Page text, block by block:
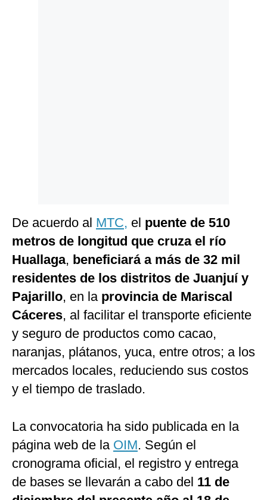
De acuerdo al MTC, el puente de 510
metros de longitud que cruza el río
Huallaga, beneficiará a más de 32 mil
residentes de los distritos de Juanjuí y
Pajarillo, en la provincia de Mariscal
Cáceres, al facilitar el transporte eficiente
y seguro de productos como cacao,
naranjas, plátanos, yuca, entre otros; a los
mercados locales, reduciendo sus costos
y el tiempo de traslado.
La convocatoria ha sido publicada en la
página web de la OIM. Según el
cronograma oficial, el registro y entrega
de bases se llevarán a cabo del 11 de